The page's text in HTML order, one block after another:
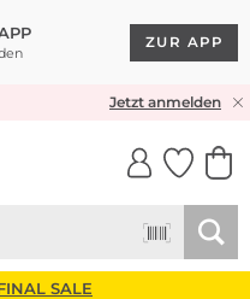
ZUR APP
& RÜCKVERSANDJetzt anmelden
SALE